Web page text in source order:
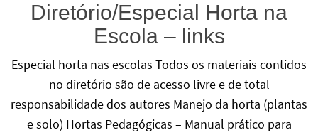
Diretório/Especial Horta na
Escola – links
Especial horta nas escolas Todos os materiais contidos
no diretório são de acesso livre e de total
responsabilidade dos autores Manejo da horta (plantas
e solo) Hortas Pedagógicas – Manual prático para